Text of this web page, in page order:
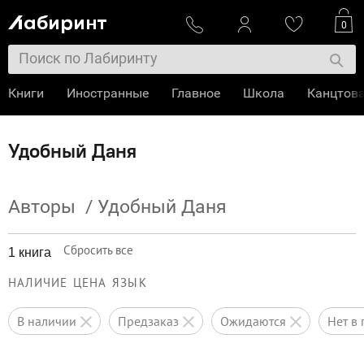
Удобный Даня
Авторы / Удобный Даня
1 книга Сбросить все
НАЛИЧИЕ ЦЕНА ЯЗЫК
в наличии предзаказ ожидаются нет
0
Книги Иностранные Главное Школа